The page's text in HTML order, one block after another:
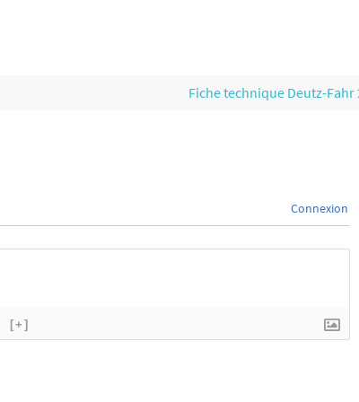
Fiche technique Deutz-Fahr
Connexion
[+]